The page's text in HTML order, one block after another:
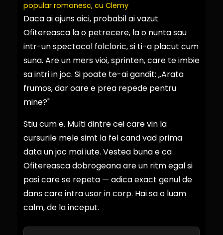
popular romanesc, cu Clemy
Daca ai ajuns aici, probabil ai vazut
Ofitereasca la o petrecere, la o nunta sau
intr-un spectacol folcloric, si ti-a placut cum
suna. Are un mers vioi, sprinten, care te imbie
sa intri in joc. Si poate te-ai gandit: „Arata
frumos, dar oare e prea repede pentru
mine?"
Stiu cum e. Multi dintre cei care vin la
cursurile mele simt la fel cand vad prima
data un joc mai iute. Vestea buna e ca
Ofitereasca dobrogeana are un ritm egal si
pasi care se repeta — adica exact genul de
dans care intra usor in corp. Hai sa o luam
calm, de la inceput.